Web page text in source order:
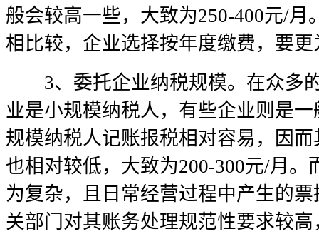
般会较高一些，大致为250-400元/
相比较，企业选择按年度缴费，要
3、委托企业纳税规模。在众多
业是小规模纳税人，有些企业则是
规模纳税人记账报税相对容易，因
也相对较低，大致为200-300元/月
为复杂，且日常经营过程中产生的
关部门对其账务处理规范性要求较